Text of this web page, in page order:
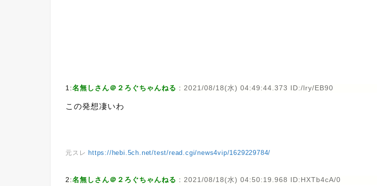
1:名無しさん＠２ろぐちゃんねる : 2021/08/18(水) 04:49:44.373 ID:/lry/EB90
この発想凄いわ
元スレ https://hebi.5ch.net/test/read.cgi/news4vip/1629229784/
2:名無しさん＠２ろぐちゃんねる : 2021/08/18(水) 04:50:19.968 ID:HXTb4cA/0